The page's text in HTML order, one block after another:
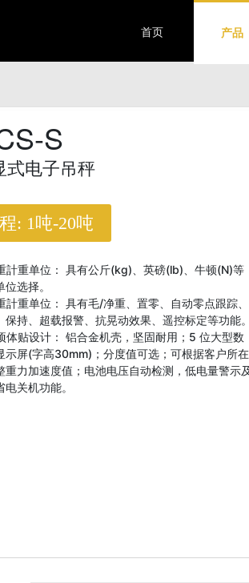
首页 产品
S
式电子吊秤
: 1吨-20吨
重单位： 具有公斤(kg)、英磅(lb)、牛顿(N)等
位选择。
重单位： 具有毛/净重、置零、自动零点跟踪、
保持、超载报警、抗晃动效果、遥控标定等功能。
贴设计： 铝合金机壳，坚固耐用；5 位大型数
示屏(字高30mm)；分度值可选；可根据客户所在
重力加速度值；电池电压自动检测，低电量警示
电关机功能。